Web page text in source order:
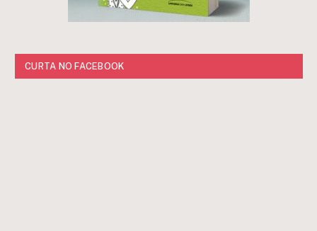
CURTA NO FACEBOOK